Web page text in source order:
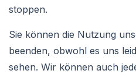
stoppen.
Sie können die Nutzung
beenden, obwohl es uns
sehen. Wir können auch